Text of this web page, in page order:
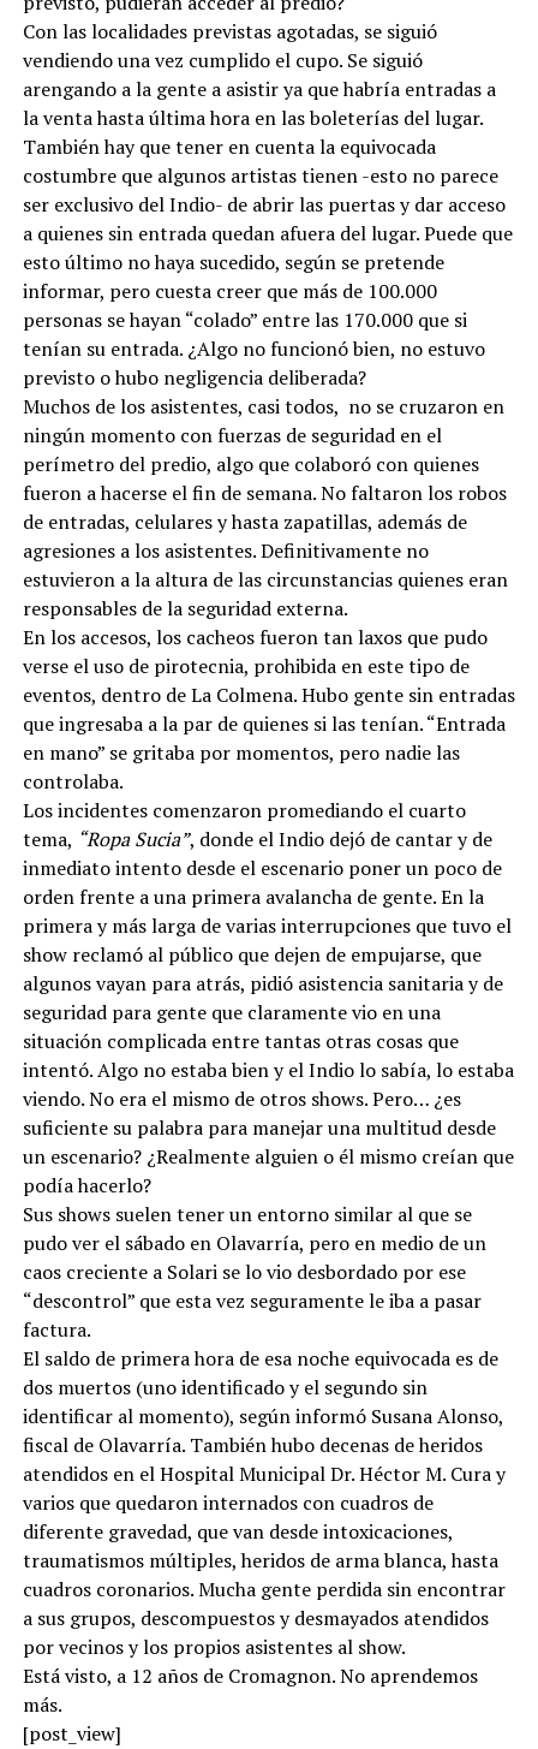
Con las localidades previstas agotadas, se siguió
vendiendo una vez cumplido el cupo. Se siguió
arengando a la gente a asistir ya que habría entradas a
la venta hasta última hora en las boleterías del lugar.
También hay que tener en cuenta la equivocada
costumbre que algunos artistas tienen -esto no parece
ser exclusivo del Indio- de abrir las puertas y dar acceso
a quienes sin entrada quedan afuera del lugar. Puede que
esto último no haya sucedido, según se pretende
informar, pero cuesta creer que más de 100.000
personas se hayan “colado” entre las 170.000 que si
tenían su entrada. ¿Algo no funcionó bien, no estuvo
previsto o hubo negligencia deliberada?
Muchos de los asistentes, casi todos, no se cruzaron en
ningún momento con fuerzas de seguridad en el
perímetro del predio, algo que colaboró con quienes
fueron a hacerse el fin de semana. No faltaron los robos
de entradas, celulares y hasta zapatillas, además de
agresiones a los asistentes. Definitivamente no
estuvieron a la altura de las circunstancias quienes eran
responsables de la seguridad externa.
En los accesos, los cacheos fueron tan laxos que pudo
verse el uso de pirotecnia, prohibida en este tipo de
eventos, dentro de La Colmena. Hubo gente sin entradas
que ingresaba a la par de quienes si las tenían. “Entrada
en mano” se gritaba por momentos, pero nadie las
controlaba.
Los incidentes comenzaron promediando el cuarto
tema, “Ropa Sucia”, donde el Indio dejó de cantar y de
inmediato intento desde el escenario poner un poco de
orden frente a una primera avalancha de gente. En la
primera y más larga de varias interrupciones que tuvo el
show reclamó al público que dejen de empujarse, que
algunos vayan para atrás, pidió asistencia sanitaria y de
seguridad para gente que claramente vio en una
situación complicada entre tantas otras cosas que
intentó. Algo no estaba bien y el Indio lo sabía, lo estaba
viendo. No era el mismo de otros shows. Pero… ¿es
suficiente su palabra para manejar una multitud desde
un escenario? ¿Realmente alguien o él mismo creían que
podía hacerlo?
Sus shows suelen tener un entorno similar al que se
pudo ver el sábado en Olavarría, pero en medio de un
caos creciente a Solari se lo vio desbordado por ese
“descontrol” que esta vez seguramente le iba a pasar
factura.
El saldo de primera hora de esa noche equivocada es de
dos muertos (uno identificado y el segundo sin
identificar al momento), según informó Susana Alonso,
fiscal de Olavarría. También hubo decenas de heridos
atendidos en el Hospital Municipal Dr. Héctor M. Cura y
varios que quedaron internados con cuadros de
diferente gravedad, que van desde intoxicaciones,
traumatismos múltiples, heridos de arma blanca, hasta
cuadros coronarios. Mucha gente perdida sin encontrar
a sus grupos, descompuestos y desmayados atendidos
por vecinos y los propios asistentes al show.
Está visto, a 12 años de Cromagnon. No aprendemos
más.
[post_view]